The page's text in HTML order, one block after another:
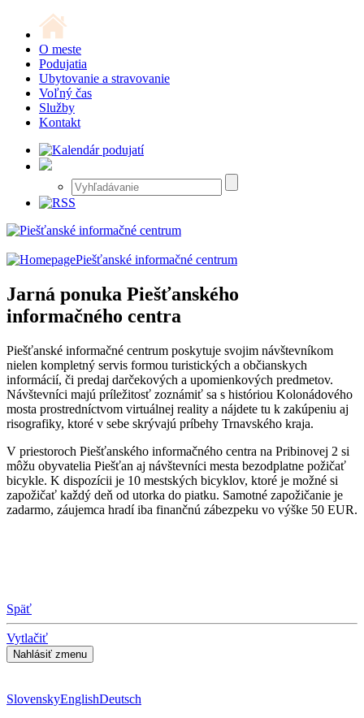
O meste
Podujatia
Ubytovanie a stravovanie
Voľný čas
Služby
Kontakt
Piešťanské informačné centrum
Jarná ponuka Piešťanského
informačného centra
Piešťanské informačné centrum poskytuje svojim návštevníkom
nielen kompletný servis formou turistických a občianskych
informácií, či predaj darčekových a upomienkových predmetov.
Návštevníci majú príležitosť zoznámiť sa s históriou Kolonádového
mosta prostredníctvom virtuálnej reality a nájdete tu k zakúpeniu aj
risografiky, ktoré v sebe skrývajú príbehy Trnavského kraja.
V priestoroch Piešťanského informačného centra na Pribinovej 2 si
môžu obyvatelia Piešťan aj návštevníci mesta bezodplatne požičať
bicykle. K dispozícii je 10 mestských bicyklov, ktoré je možné si
zapožičať každý deň od utorka do piatku. Samotné zapožičanie je
zadarmo, záujemca hradí iba finančnú zábezpeku vo výške 50 EUR.
Späť
Vytlačiť
SlovenskyEnglishDeutsch